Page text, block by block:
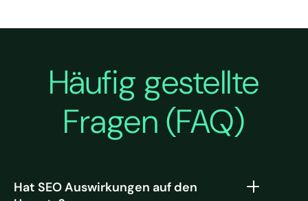
Häufig gestellte
Fragen (FAQ)
Hat SEO Auswirkungen auf den